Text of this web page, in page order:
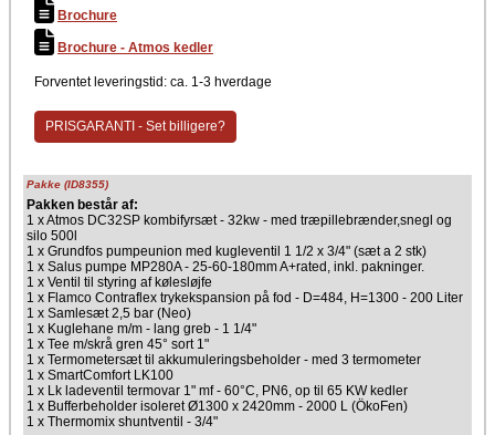
Nem vedligehold og drift
Nem rengøring
Keramisk brændkammer og optimal forgasningsproces
Moderne teknologi
Lavt strømforbrug
side
Stor indfyringslåge
Producent
Atmos
Brochure
Brochure - Atmos kedler
Forventet leveringstid: ca. 1-3 hverdage
PRISGARANTI - Set billigere?
Pakke (ID8355)
Pakken består af:
1 x Atmos DC32SP kombifyrsæt - 32kw - med træpillebrænder,snegl og
silo 500l
1 x Grundfos pumpeunion med kugleventil 1 1/2 x 3/4" (sæt a 2 stk)
1 x Salus pumpe MP280A - 25-60-180mm A+rated, inkl. pakninger.
1 x Ventil til styring af kølesløjfe
1 x Flamco Contraflex trykekspansion på fod - D=484, H=1300 - 200 Liter
1 x Samlesæt 2,5 bar (Neo)
1 x Kuglehane m/m - lang greb - 1 1/4"
1 x Tee m/skrå gren 45° sort 1"
1 x Termometersæt til akkumuleringsbeholder - med 3 termometer
1 x SmartComfort LK100
1 x Lk ladeventil termovar 1" mf - 60°C, PN6, op til 65 KW kedler
1 x Bufferbeholder isoleret Ø1300 x 2420mm - 2000 L (ÖkoFen)
1 x Thermomix shuntventil - 3/4"